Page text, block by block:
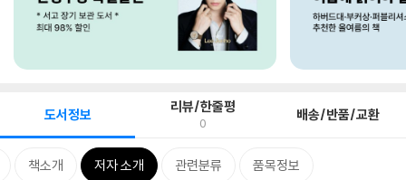
도서정보 리뷰/한줄평
0 배송/반품/교환
책소개 저자 소개 관련분류 품목정보